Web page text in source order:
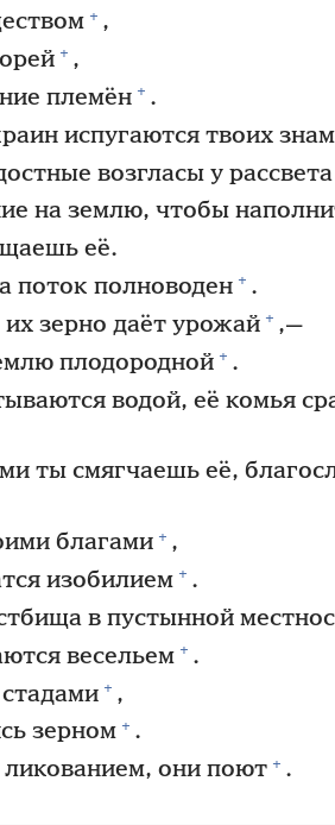
+ ,
+ ,
племён + .
испугаются твоих
возгласы у рассвета
на землю, чтобы
её.
поток полноводен + .
зерно даёт урожай + ,—
плодородной + .
водой, её комья
ты смягчаешь её,
благами + ,
изобилием + .
в пустынной
весельем + .
+ ,
зерном + .
они поют + .